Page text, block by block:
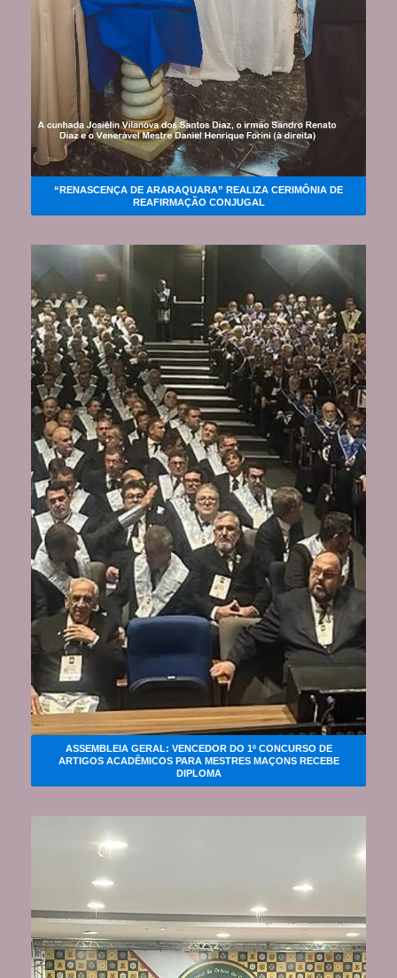
“RENASCENÇA DE ARARAQUARA” REALIZA CERIMÔNIA DE
REAFIRMAÇÃO CONJUGAL
ASSEMBLEIA GERAL: VENCEDOR DO 1º CONCURSO DE
ARTIGOS ACADÊMICOS PARA MESTRES MAÇONS RECEBE
DIPLOMA